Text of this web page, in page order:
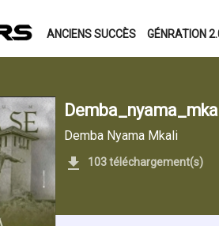
ANCIENS SUCCÈS GÉNRATION
Demba Nyama Mkali
103 téléchargement(s)